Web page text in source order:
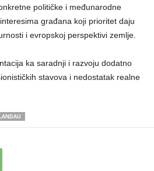
političke i međunarodne
građana koji prioritet daju
i evropskoj perspektivi zemlje.
ka saradnji i razvoju dodatno
stavova i nedostatak realne
LANDAU